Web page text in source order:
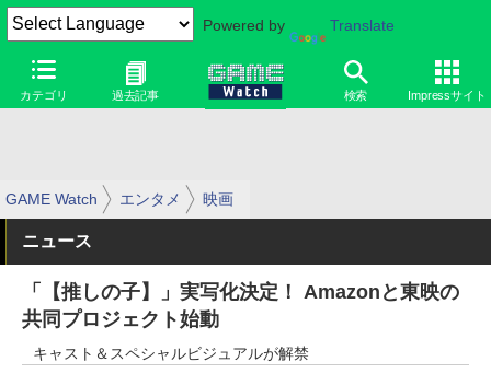
Powered by Translate
カテゴリ 過去記事 検索 Impressサイト
GAME Watch エンタメ 映画
ニュース
「【推しの子】」実写化決定！ Amazonと東映の
共同プロジェクト始動
キャスト＆スペシャルビジュアルが解禁